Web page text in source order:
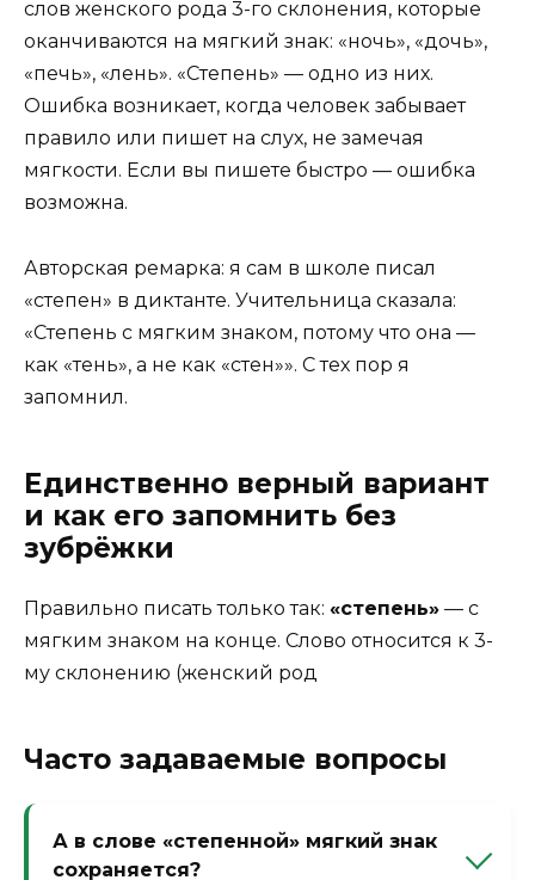
слов женского рода 3-го склонения, которые
оканчиваются на мягкий знак: «ночь», «дочь»,
«печь», «лень». «Степень» — одно из них.
Ошибка возникает, когда человек забывает
правило или пишет на слух, не замечая
мягкости. Если вы пишете быстро — ошибка
возможна.
Авторская ремарка: я сам в школе писал
«степен» в диктанте. Учительница сказала:
«Степень с мягким знаком, потому что она —
как «тень», а не как «стен»». С тех пор я
запомнил.
Единственно верный вариант
и как его запомнить без
зубрёжки
Правильно писать только так: «степень» — с
мягким знаком на конце. Слово относится к 3-
му склонению (женский род
Часто задаваемые вопросы
А в слове «степенной» мягкий знак
сохраняется?